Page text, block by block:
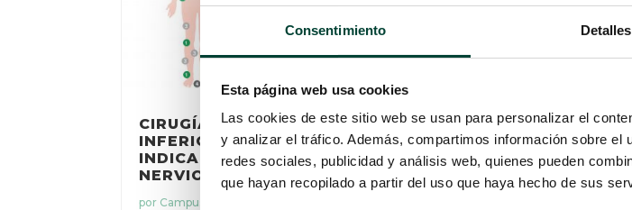
Consentimiento Detalles
Esta página web usa cookies
Las cookies de este sitio web se usan para personalizar el
y analizar el tráfico. Además, compartimos información sobre el
redes sociales, publicidad y análisis web, quienes pueden
que hayan recopilado a partir del uso que haya hecho de sus
CIRUGÍAS DEL MIEMBRO
INFERIOR EN LAS QUE ESTÁ
INDICADO EL BLOQUEO DEL
NERVIO CIÁTICO.
por Campus Vygon